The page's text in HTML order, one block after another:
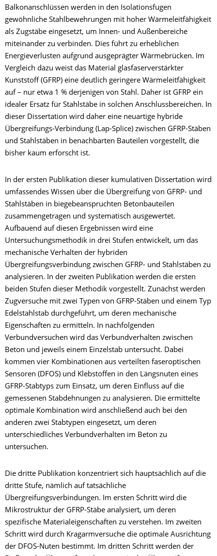
Balkonanschlüssen werden in den Isolationsfugen
gewöhnliche Stahlbewehrungen mit hoher Wärmeleitfähigkeit
als Zugstäbe eingesetzt, um Innen- und Außenbereiche
miteinander zu verbinden. Dies führt zu erheblichen
Energieverlusten aufgrund ausgeprägter Wärmebrücken. Im
Vergleich dazu weist das Material glasfaserverstärkter
Kunststoff (GFRP) eine deutlich geringere Wärmeleitfähigkeit
auf – nur etwa 1 % derjenigen von Stahl. Daher ist GFRP ein
idealer Ersatz für Stahlstäbe in solchen Anschlussbereichen. In
dieser Dissertation wird daher eine neuartige hybride
Übergreifungs-Verbindung (Lap-Splice) zwischen GFRP-Stäben
und Stahlstäben in benachbarten Bauteilen vorgestellt, die
bisher kaum erforscht ist.
In der ersten Publikation dieser kumulativen Dissertation wird
umfassendes Wissen über die Übergreifung von GFRP- und
Stahlstäben in biegebeanspruchten Betonbauteilen
zusammengetragen und systematisch ausgewertet.
Aufbauend auf diesen Ergebnissen wird eine
Untersuchungsmethodik in drei Stufen entwickelt, um das
mechanische Verhalten der hybriden
Übergreifungsverbindung zwischen GFRP- und Stahlstäben zu
analysieren. In der zweiten Publikation werden die ersten
beiden Stufen dieser Methodik vorgestellt. Zunächst werden
Zugversuche mit zwei Typen von GFRP-Stäben und einem Typ
Edelstahlstab durchgeführt, um deren mechanische
Eigenschaften zu ermitteln. In nachfolgenden
Verbundversuchen wird das Verbundverhalten zwischen
Beton und jeweils einem Einzelstab untersucht. Dabei
kommen vier Kombinationen aus verteilten faseroptischen
Sensoren (DFOS) und Klebstoffen in den Längsnuten eines
GFRP-Stabtyps zum Einsatz, um deren Einfluss auf die
gemessenen Stabdehnungen zu analysieren. Die ermittelte
optimale Kombination wird anschließend auch bei den
anderen zwei Stabtypen eingesetzt, um deren
unterschiedliches Verbundverhalten im Beton zu
untersuchen.
Die dritte Publikation konzentriert sich hauptsächlich auf die
dritte Stufe, nämlich auf tatsächliche
Übergreifungsverbindungen. Im ersten Schritt wird die
Mikrostruktur der GFRP-Stäbe analysiert, um deren
spezifische Materialeigenschaften zu verstehen. Im zweiten
Schritt wird durch Kragarmversuche die optimale Ausrichtung
der DFOS-Nuten bestimmt. Im dritten Schritt werden der